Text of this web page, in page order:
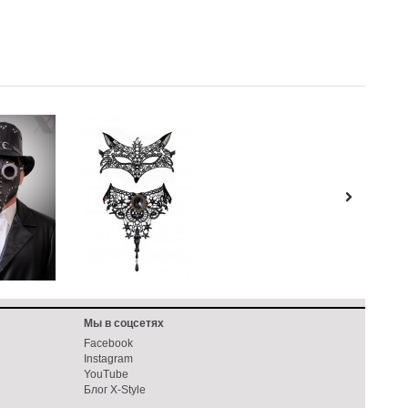
Мы в соцсетях
Facebook
Instagram
YouTube
Блог X-Style